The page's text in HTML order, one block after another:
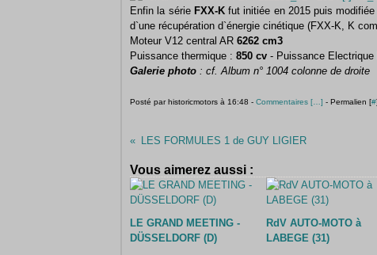
Enfin la série FXX-Kfut initiée en 2015 puis
d`une récupération d`énergie cinétique (FXX-K, K
Moteur V12 central AR 6262 cm3
Puissance thermique : 850 cv - Puissance Electrique
Galerie photo : cf. Album n° 1004 colonne de droite
Posté par historicmotors à 16:48 - Commentaires [ ] - Permalien [#]
LES FORMULES 1 de GUY LIGIER
Vous aimerez aussi :
LE GRAND MEETING -
DÜSSELDORF (D)
RdV AUTO-MOTO à
LABEGE (31)